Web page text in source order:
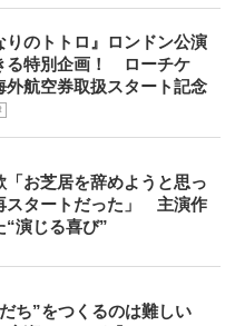
りのトトロ』ロンドン公演
る特別企画！ ローチケ
外航空券取扱スタート記念
「お芝居を辞めようと思っ
スタートだった」 主演作
“演じる喜び”
ち”をつくるのは難しい